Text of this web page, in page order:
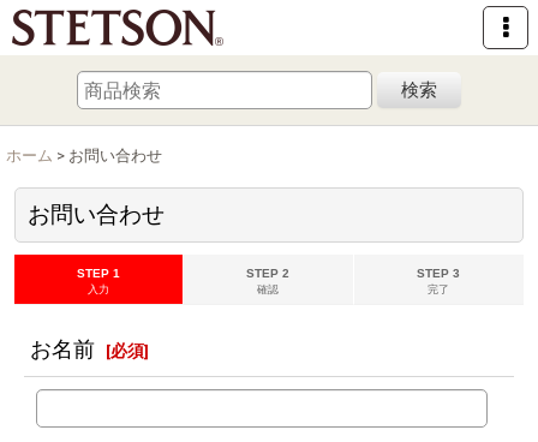
検索
ホーム > お問い合わせ
お問い合わせ
STEP 1
入力
STEP 2
確認
STEP 3
完了
お名前 [必須]